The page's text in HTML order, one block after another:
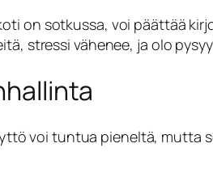
on sotkussa, voi päättää
stressi vähenee, ja olo
voi tuntua pieneltä, mutta